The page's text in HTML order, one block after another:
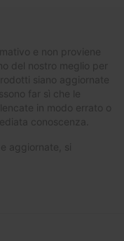
e non proviene
del nostro meglio per
siano aggiornate
far sì che le
in modo errato o
conoscenza.
aggiornate, si